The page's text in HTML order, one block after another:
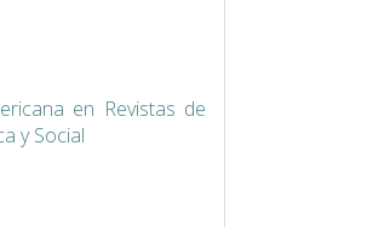
en Revistas de
y Social